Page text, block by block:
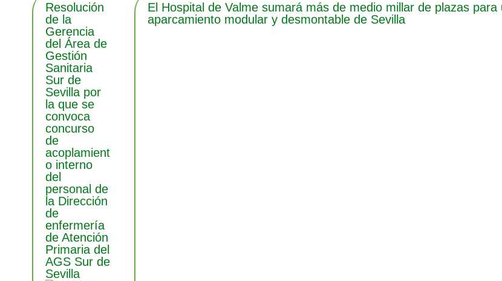
Resolución
de la
Gerencia
del Área de
Gestión
Sanitaria
Sur de
Sevilla por
la que se
convoca
concurso
de
acoplamient
o interno
del
personal de
la Dirección
de
enfermería
de Atención
Primaria del
AGS Sur de
Sevilla
El Hospital de Valme sumará más de medio millar de plazas
aparcamiento modular y desmontable de Sevilla